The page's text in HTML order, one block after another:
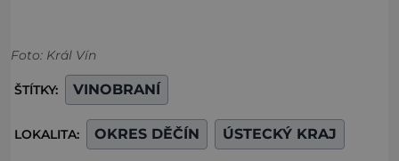
Foto: Král Vín
ŠTÍTKY: VINOBRANÍ
LOKALITA: OKRES DĚČÍN ÚSTECKÝ KRAJ